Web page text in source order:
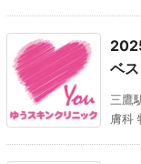
ベス
三鷹
膚科